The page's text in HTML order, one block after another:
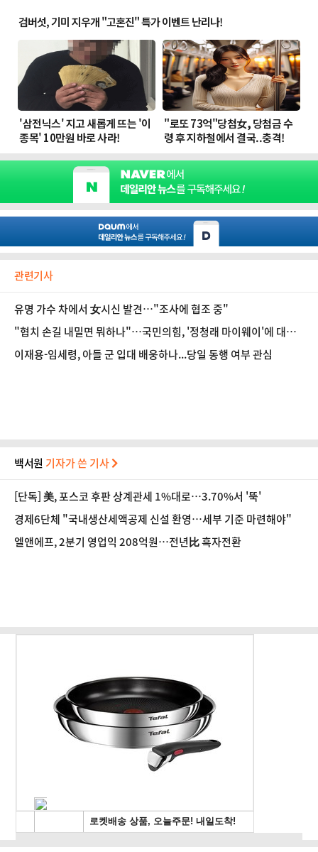
관련기사
유명 가수 차에서 女시신 발견…"조사에 협조 중"
"협치 손길 내밀면 뭐하나"…국민의힘, '정청래 마이웨이'에 대여
투쟁 단일대오 [정국 기상대]
이재용-임세령, 아들 군 입대 배웅하나...당일 동행 여부 관심
백서원 기자가 쓴 기사
[단독] 美, 포스코 후판 상계관세 1%대로…3.70%서 '뚝'
경제6단체 "국내생산세액공제 신설 환영…세부 기준 마련해야"
엘앤에프, 2분기 영업익 208억원…전년比 흑자전환